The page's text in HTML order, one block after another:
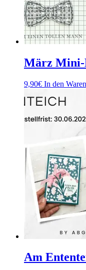
März Mini-
9,90€ In den
Am